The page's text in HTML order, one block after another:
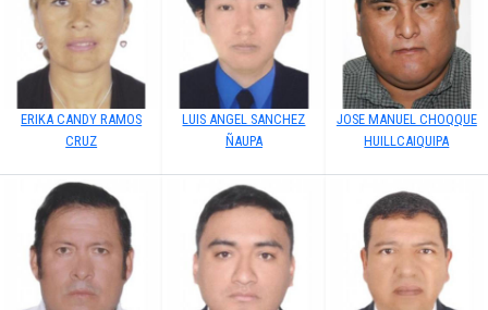
ERIKA CANDY RAMOS
CRUZ
LUIS ANGEL SANCHEZ
ÑAUPA
JOSE MANUEL CHOQQUE
HUILLCAIQUIPA